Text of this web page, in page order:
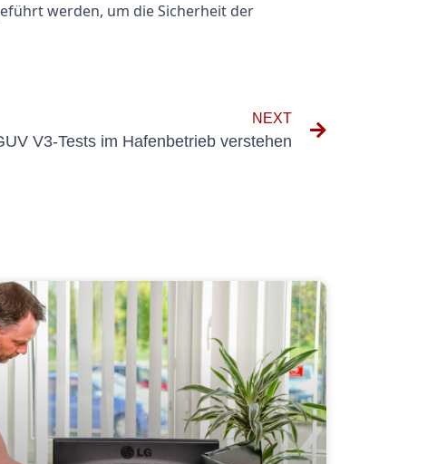
werden, um die Sicherheit der
NEXT
V3-Tests im Hafenbetrieb verstehen